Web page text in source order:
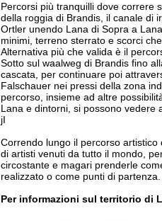
Percorsi più tranquilli dove correre
della roggia di Brandis, il canale di
Ortler unendo Lana di Sopra a
minimi, terreno sterrato e scorci
Alternativa più che valida è il
Sotto sul waalweg di Brandis fino
cascata, per continuare poi
Falschauer nei pressi della zona
percorso, insieme ad altre
Lana e dintorni, si possono vedere
jI
Correndo lungo il percorso
di artisti venuti da tutto il mondo,
circostante e magari prenderle
realizzato o come punti di partenza.
Per informazioni sul territorio di